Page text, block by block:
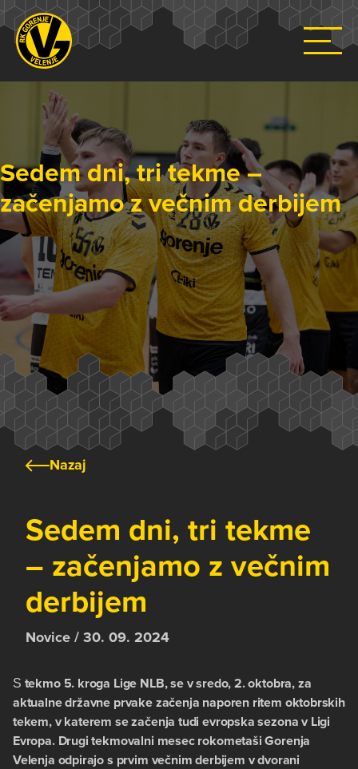
Sedem dni, tri tekme –
začenjamo z večnim derbijem
Nazaj
Sedem dni, tri tekme
– začenjamo z večnim
derbijem
Novice / 30. 09. 2024
S tekmo 5. kroga Lige NLB, se v sredo, 2. oktobra, za
aktualne državne prvake začenja naporen ritem oktobrskih
tekem, v katerem se začenja tudi evropska sezona v Ligi
Evropa. Drugi tekmovalni mesec rokometaši Gorenja
Velenja odpirajo s prvim večnim derbijem v dvorani